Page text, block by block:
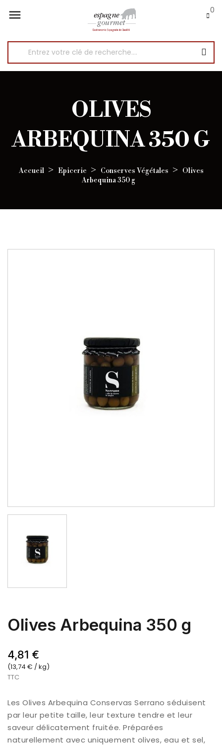
 0
OLIVES
ARBEQUINA 350 G
Accueil Epicerie Conserves Végétales
Olives
Arbequina 350 g
Olives Arbequina 350 g
4,81 €
(13,74 € / kg)
TTC
Les Olives Arbequina Conservas Serrano séduisent
par leur petite taille, leur texture tendre et leur
saveur délicatement fruitée. Préparées
naturellement avec uniquement olives, eau et sel,